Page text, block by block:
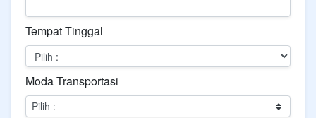
Tempat Tinggal
Moda Transportasi